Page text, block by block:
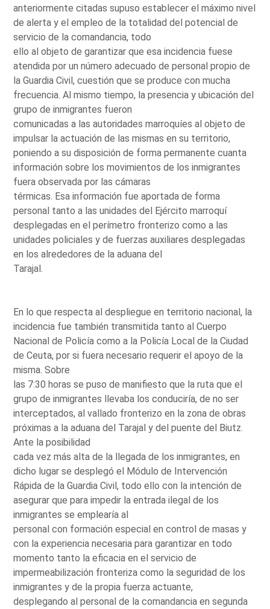
anteriormente citadas supuso establecer el máximo nivel
de alerta y el empleo de la totalidad del potencial de
servicio de la comandancia, todo
ello al objeto de garantizar que esa incidencia fuese
atendida por un número adecuado de personal propio de
la Guardia Civil, cuestión que se produce con mucha
frecuencia. Al mismo tiempo, la presencia y ubicación del
grupo de inmigrantes fueron
comunicadas a las autoridades marroquíes al objeto de
impulsar la actuación de las mismas en su territorio,
poniendo a su disposición de forma permanente cuanta
información sobre los movimientos de los inmigrantes
fuera observada por las cámaras
térmicas. Esa información fue aportada de forma
personal tanto a las unidades del Ejército marroquí
desplegadas en el perímetro fronterizo como a las
unidades policiales y de fuerzas auxiliares desplegadas
en los alrededores de la aduana del
Tarajal.
En lo que respecta al despliegue en territorio nacional, la
incidencia fue también transmitida tanto al Cuerpo
Nacional de Policía como a la Policía Local de la Ciudad
de Ceuta, por si fuera necesario requerir el apoyo de la
misma. Sobre
las 7:30 horas se puso de manifiesto que la ruta que el
grupo de inmigrantes llevaba los conduciría, de no ser
interceptados, al vallado fronterizo en la zona de obras
próximas a la aduana del Tarajal y del puente del Biutz.
Ante la posibilidad
cada vez más alta de la llegada de los inmigrantes, en
dicho lugar se desplegó el Módulo de Intervención
Rápida de la Guardia Civil, todo ello con la intención de
asegurar que para impedir la entrada ilegal de los
inmigrantes se emplearía al
personal con formación especial en control de masas y
con la experiencia necesaria para garantizar en todo
momento tanto la eficacia en el servicio de
impermeabilización fronteriza como la seguridad de los
inmigrantes y de la propia fuerza actuante,
desplegando al personal de la comandancia en segunda